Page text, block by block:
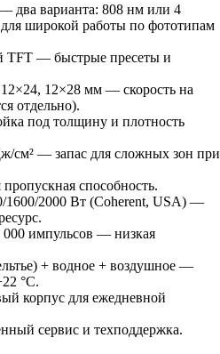
два варианта: 808 нм или 4
широкой работы по фототипам
TFT — быстрые пресеты и
12×28 мм — скорость на
отдельно).
под толщину и плотность
см² — запас для сложных зон при
способность.
1600/2000 Вт (Coherent, USA) —
000 импульсов — низкая
+ водное + воздушное —
°C.
корпус для ежедневной
сервис и техподдержка.